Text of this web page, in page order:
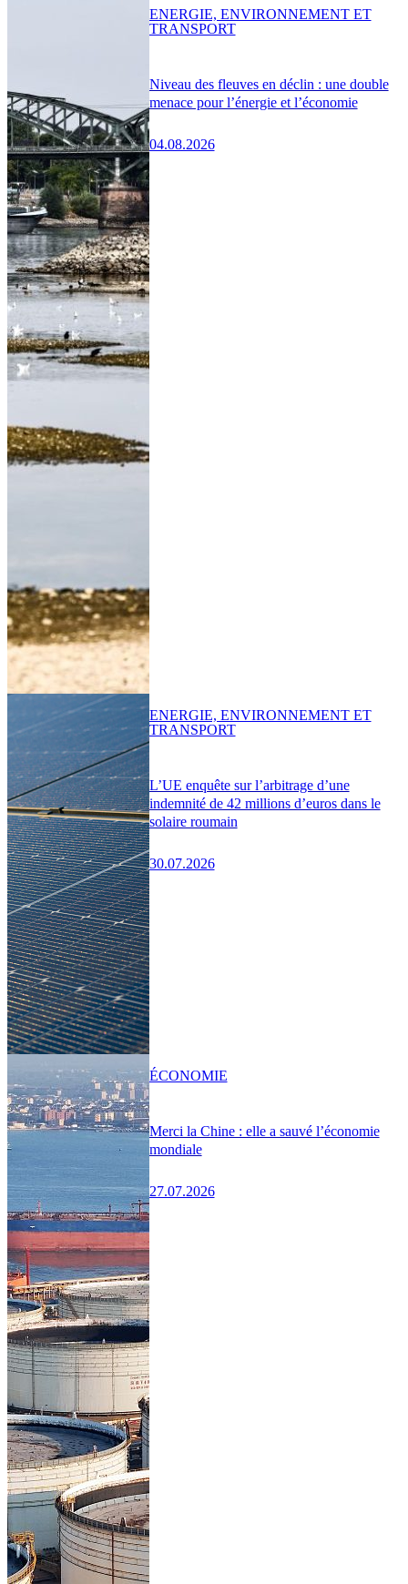
Niveau des fleuves en déclin : une double
menace pour l’énergie et l’économie
04.08.2026
ENERGIE, ENVIRONNEMENT ET
TRANSPORT
L’UE enquête sur l’arbitrage d’une
indemnité de 42 millions d’euros dans le
solaire roumain
30.07.2026
ENERGIE, ENVIRONNEMENT ET
TRANSPORT
Merci la Chine : elle a sauvé l’économie
mondiale
27.07.2026
ÉCONOMIE